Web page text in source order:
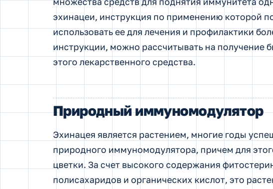
эхинацеи, инструкция по применению которой
использовать ее для лечения и профилактики
инструкции, можно рассчитывать на получение
этого лекарственного средства.
Природный иммуномодулятор
Эхинацея является растением, многие годы
природного иммуномодулятора, причем для
цветки. За счет высокого содержания
полисахаридов и органических кислот, это